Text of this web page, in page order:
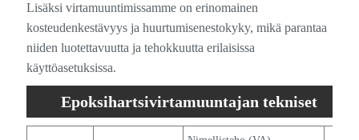
Lisäksi virtamuuntimissamme on erinomainen
kosteudenkestävyys ja huurtumisenestokyky, mikä parantaa
niiden luotettavuutta ja tehokkuutta erilaisissa
käyttöasetuksissa.
Epoksihartsivirtamuuntajan tekniset